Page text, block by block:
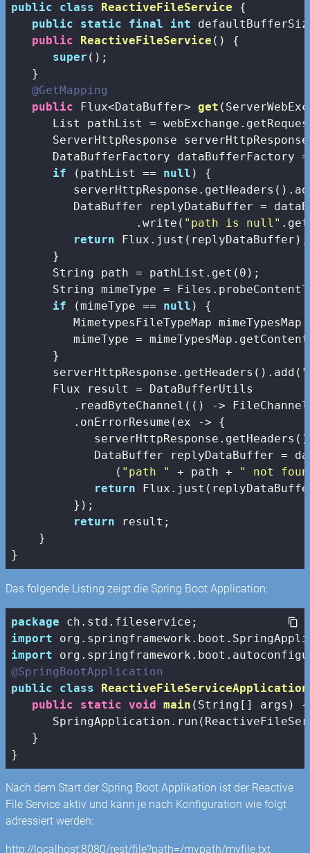
public
class ReactiveFileService
{
public
static final int
public
ReactiveFileService ()
{
super ();
   }
@GetMapping
public Flux<DataBuffer> get
      List
pathList =
ServerHttpResponse
DataBufferFactory dataBufferFactory
if (pathList == null ) {
DataBuffer replyDataBuffer =
                  .write(
"path is null"
return Flux.just(replyDataBuffer);
      }
      String path = pathList.get(
0 );
String mimeType =
if (mimeType == null ) {
MimetypesFileTypeMap
mimeType =
      }
      serverHttpResponse.getHeaders().add(
      Flux
result = DataBufferUtils
.readByteChannel(() ->
         .onErrorResume(ex -> {
DataBuffer replyDataBuffer =
               (
"path " + path + " not
return
         });
return result;
    }
Das folgende Listing zeigt die Spring Boot Application:
package
import
import
@SpringBootApplication
public
class
ReactiveFileServiceApplication
public
static void main (String[] args)
{
   }
Nach dem Start der Spring Boot Applikation ist der Reactive
File Service aktiv und kann je nach Konfiguration wie folgt
adressiert werden:
http://localhost:8080/rest/file?path=/mypath/myfile.txt